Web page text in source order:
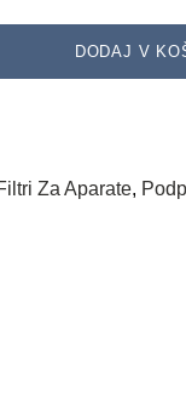
DODAJ V
Za Aparate,